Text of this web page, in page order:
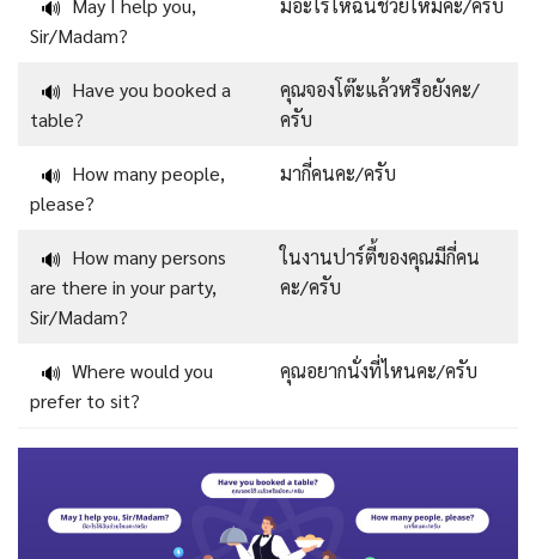
🔊
Sir/Madam?
🔊 Have you booked a
table?
คุณจองโต๊ะแล้วหรือยังคะ/
ครับ
🔊 How many people,
please?
มากี่คนคะ/ครับ
🔊 How many persons
are there in your party,
Sir/Madam?
ในงานปาร์ตี้ของคุณมีกี่คน
คะ/ครับ
🔊 Where would you
prefer to sit?
คุณอยากนั่งที่ไหนคะ/ครับ